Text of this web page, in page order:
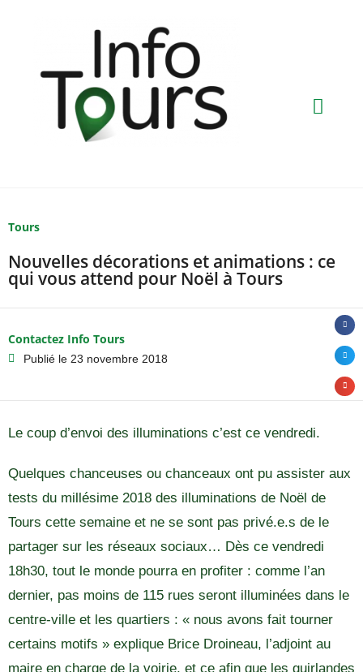
Tours
Nouvelles décorations et animations : ce
qui vous attend pour Noël à Tours
Contactez Info Tours
Publié le 23 novembre 2018
Le coup d’envoi des illuminations c’est ce vendredi.
Quelques chanceuses ou chanceaux ont pu assister aux
tests du millésime 2018 des illuminations de Noël de
Tours cette semaine et ne se sont pas privé.e.s de le
partager sur les réseaux sociaux… Dès ce vendredi
18h30, tout le monde pourra en profiter : comme l’an
dernier, pas moins de 115 rues seront illuminées dans le
centre-ville et les quartiers : « nous avons fait tourner
certains motifs » explique Brice Droineau, l’adjoint au
maire en charge de la voirie, et ce afin que les guirlandes